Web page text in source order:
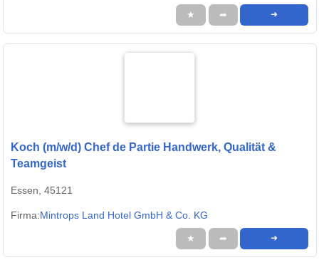
★ ➦ ➜
Koch (m/w/d) Chef de Partie Handwerk, Qualität &
Teamgeist
Essen, 45121
Firma:Mintrops Land Hotel GmbH & Co. KG
★ ➦ ➜